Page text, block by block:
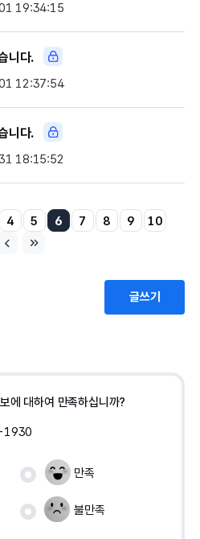
19:34:15
니다.
12:37:54
니다.
18:15:52
4 5 6 7 8 9 10
글쓰기
에 대하여 만족하십니까?
만족
불만족